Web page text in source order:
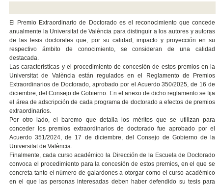
El Premio Extraordinario de Doctorado es el reconocimiento que concede
anualmente la Universitat de València para distinguir a los autores y autoras
de las tesis doctorales que, por su calidad, impacto y proyección en su
respectivo ámbito de conocimiento, se consideran de una calidad
destacada.
Las características y el procedimiento de concesión de estos premios en la
Universitat de València están regulados en el Reglamento de Premios
Extraordinarios de Doctorado, aprobado por el Acuerdo 350/2025, de 16 de
diciembre, del Consejo de Gobierno. En el anexo de dicho reglamento se fija
el área de adscripción de cada programa de doctorado a efectos de premios
extraordinarios.
Por otro lado, el baremo que detalla los méritos que se utilizan para
conceder los premios extraordinarios de doctorado fue aprobado por el
Acuerdo 351/2024, de 17 de diciembre, del Consejo de Gobierno de la
Universitat de València.
Finalmente, cada curso académico la Dirección de la Escuela de Doctorado
convoca el procedimiento para la concesión de estos premios, en el que se
concreta tanto el número de galardones a otorgar como el curso académico
en el que las personas interesadas deben haber defendido su tesis para